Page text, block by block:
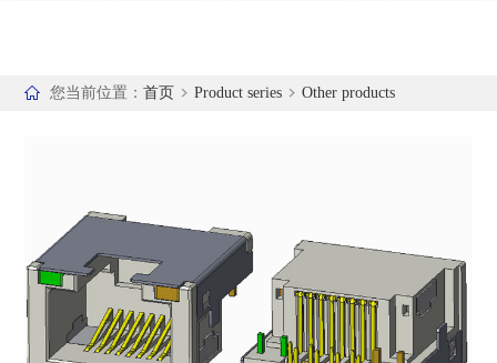
您当前位置：首页 Product series Other products